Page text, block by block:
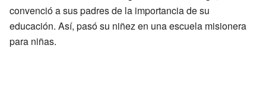
convenció a sus padres de la importancia de su
educación. Así, pasó su niñez en una escuela misionera
para niñas.